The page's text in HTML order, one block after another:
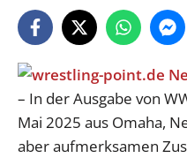
– In der Ausgabe von
Mai 2025 aus Omaha,
aber aufmerksamen